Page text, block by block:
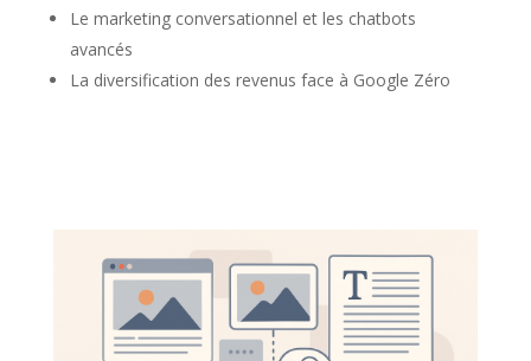
Le marketing conversationnel et les chatbots
avancés
La diversification des revenus face à Google Zéro